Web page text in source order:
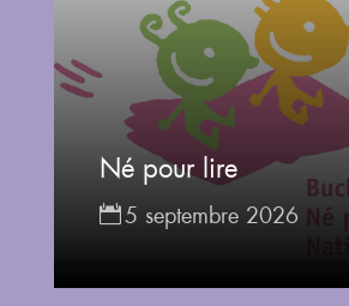
Né pour lire
5 septembre 2026